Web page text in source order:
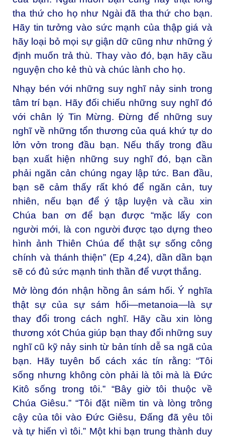
tha thứ cho họ như Ngài đã tha thứ cho bạn.
Hãy tin tưởng vào sức mạnh của thập giá và
hãy loại bỏ mọi sự giận dữ cũng như những ý
định muốn trả thù. Thay vào đó, bạn hãy cầu
nguyện cho kẻ thù và chúc lành cho họ.
Nhạy bén với những suy nghĩ nảy sinh trong
tâm trí bạn. Hãy đối chiếu những suy nghĩ đó
với chân lý Tin Mừng. Đừng để những suy
nghĩ về những tổn thương của quá khứ tự do
lởn vởn trong đầu bạn. Nếu thấy trong đầu
bạn xuất hiện những suy nghĩ đó, bạn cần
phải ngăn cản chúng ngay lập tức. Ban đầu,
bạn sẽ cảm thấy rất khó để ngăn cản, tuy
nhiên, nếu bạn để ý tập luyện và cầu xin
Chúa ban ơn để bạn được “mặc lấy con
người mới, là con người được tạo dựng theo
hình ảnh Thiên Chúa để thật sự sống công
chính và thánh thiện” (Ep 4,24), dần dần bạn
sẽ có đủ sức mạnh tinh thần để vượt thắng.
Mở lòng đón nhận hồng ân sám hối. Ý nghĩa
thật sự của sự sám hối—metanoia—là sự
thay đổi trong cách nghĩ. Hãy cầu xin lòng
thương xót Chúa giúp bạn thay đổi những suy
nghĩ cũ kỹ nảy sinh từ bản tính dễ sa ngã của
bạn. Hãy tuyên bố cách xác tín rằng: “Tôi
sống nhưng không còn phải là tôi mà là Đức
Kitô sống trong tôi.” “Bây giờ tôi thuộc về
Chúa Giêsu.” “Tôi đặt niềm tin và lòng trông
cậy của tôi vào Đức Giêsu, Đấng đã yêu tôi
và tự hiến vì tôi.” Một khi bạn trung thành duy